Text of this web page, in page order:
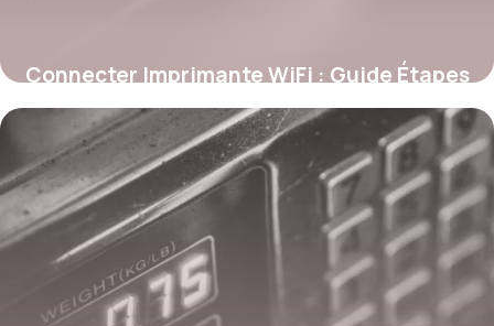
Connecter Imprimante WiFi : Guide Étapes
28 mai 2026